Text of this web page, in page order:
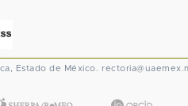
Estado de México.